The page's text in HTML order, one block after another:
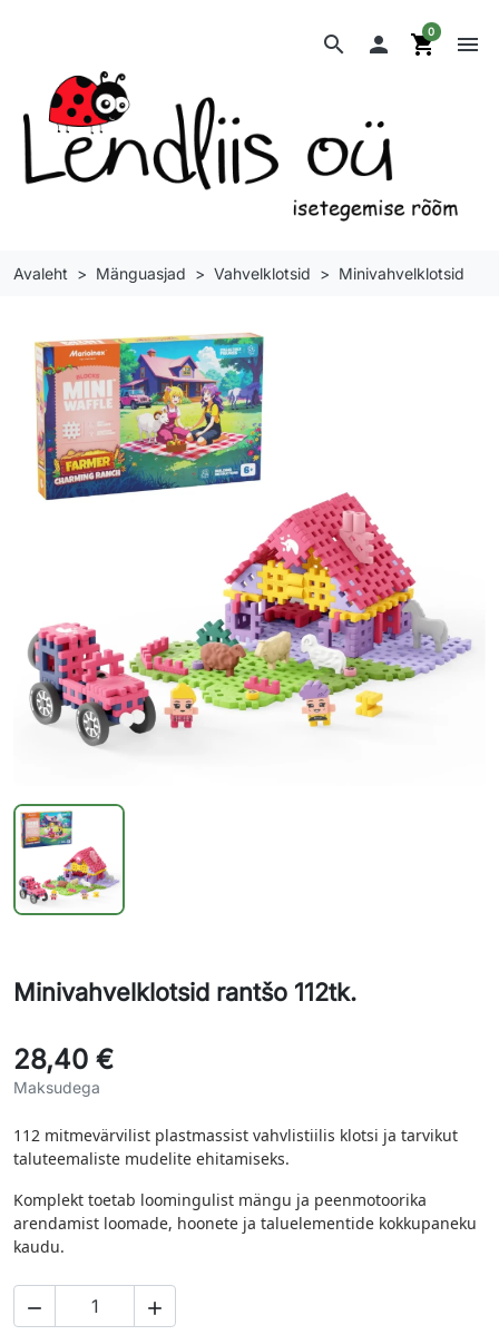
search  shopping_cart
0 menu
Avaleht Mänguasjad Vahvelklotsid Minivahvelklotsid
Minivahvelklotsid rantšo 112tk.
28,40 €
Maksudega
112 mitmevärvilist plastmassist vahvlistiilis klotsi ja tarvikut
taluteemaliste mudelite ehitamiseks.
Komplekt toetab loomingulist mängu ja peenmotoorika
arendamist loomade, hoonete ja taluelementide kokkupaneku
kaudu.
 